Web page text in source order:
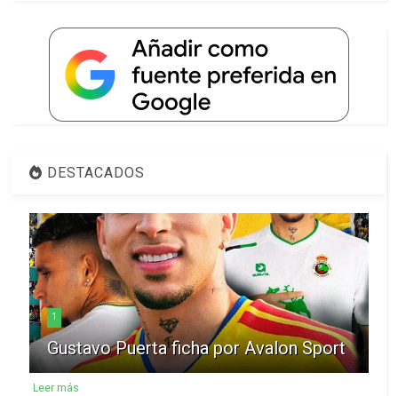
DESTACADOS
1
Gustavo Puerta ficha por Avalon Sport
Leer más